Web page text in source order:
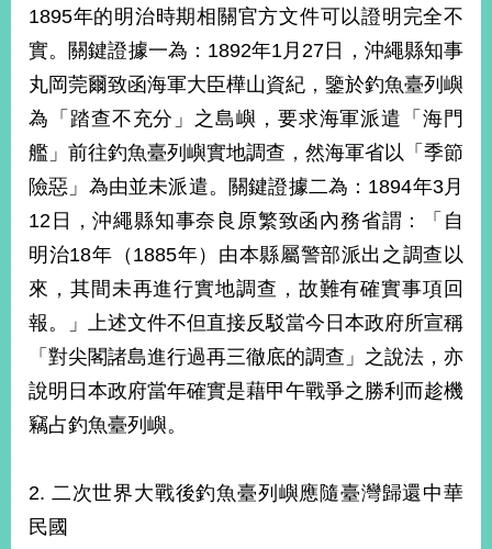
1895年的明治時期相關官方文件可以證明完全不
實。關鍵證據一為：1892年1月27日，沖繩縣知事
丸岡莞爾致函海軍大臣樺山資紀，鑒於釣魚臺列嶼
為「踏查不充分」之島嶼，要求海軍派遣「海門
艦」前往釣魚臺列嶼實地調查，然海軍省以「季節
險惡」為由並未派遣。關鍵證據二為：1894年3月
12日，沖繩縣知事奈良原繁致函內務省謂：「自
明治18年（1885年）由本縣屬警部派出之調查以
來，其間未再進行實地調查，故難有確實事項回
報。」上述文件不但直接反駁當今日本政府所宣稱
「對尖閣諸島進行過再三徹底的調查」之說法，亦
說明日本政府當年確實是藉甲午戰爭之勝利而趁機
竊占釣魚臺列嶼。
2. 二次世界大戰後釣魚臺列嶼應隨臺灣歸還中華
民國